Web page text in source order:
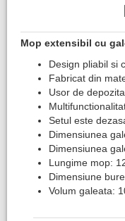
Mop extensibil cu
Design pliabil si
Fabricat din
Usor de
Setul este
Dimensiunea
Dimensiunea
Lungime mop:
Dimensiune
Volum galeata: